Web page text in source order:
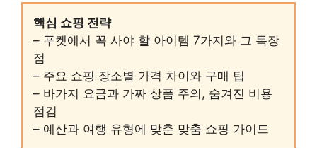
핵심 쇼핑 전략
– 푸켓에서 꼭 사야 할 아이템 7가지와 그 특장
점
– 주요 쇼핑 장소별 가격 차이와 구매 팁
– 바가지 요금과 가짜 상품 주의, 숨겨진 비용
점검
– 예산과 여행 유형에 맞춘 맞춤 쇼핑 가이드